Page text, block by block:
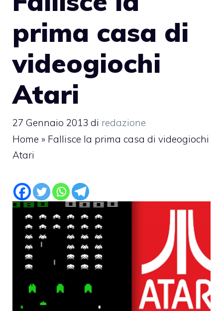
prima casa di
videogiochi
Atari
27 Gennaio 2013 di redazione
Home » Fallisce la prima casa di videogiochi
Atari